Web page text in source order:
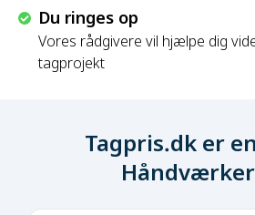
Du ringes op
Vores rådgivere vil hjælpe dig
tagprojekt
Tagpris.dk er